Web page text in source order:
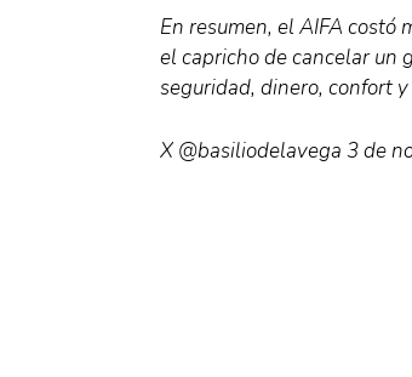
En resumen, el AIFA costó
el capricho de cancelar un
seguridad, dinero, confort
X @basiliodelavega 3 de